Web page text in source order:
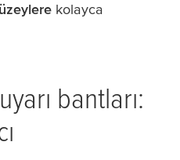
kolayca
bantları: